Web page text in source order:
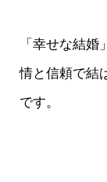
「幸せな結
情と信頼で結
です。